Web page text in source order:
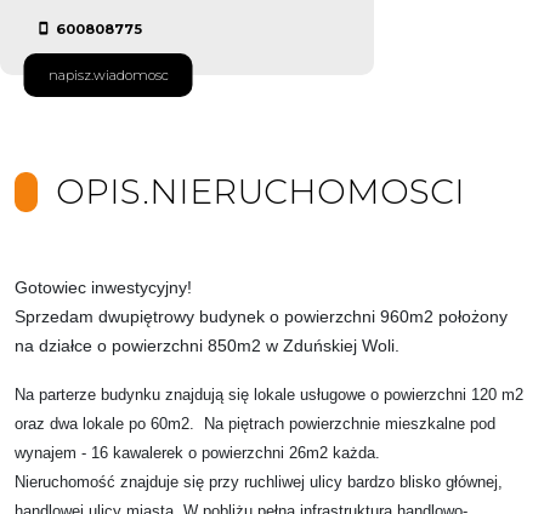
600808775
napisz.wiadomosc
OPIS.NIERUCHOMOSCI
Gotowiec inwestycyjny!
Sprzedam dwupiętrowy budynek o powierzchni 960m2 położony
na działce o powierzchni 850m2 w Zduńskiej Woli
Na parterze budynku znajdują się lokale usługowe o powierzchni 120 m2
oraz dwa lokale po 60m2. Na piętrach powierzchnie mieszkalne pod
wynajem - 16 kawalerek o powierzchni 26m2 każda.
Nieruchomość znajduje się przy ruchliwej ulicy bardzo blisko głównej,